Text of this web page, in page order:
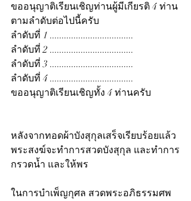
ขออนุญาติเรียนเชิญท่านผู้มีเกียรติ 4 ท่าน
ตามลำดับต่อไปนี้ครับ
ลำดับที่ 1 ...................................
ลำดับที่ 2 ...................................
ลำดับที่ 3 ...................................
ลำดับที่ 4 ...................................
ขออนุญาติเรียนเชิญทั้ง 4 ท่านครับ
หลังจากทอดผ้าบังสุกุลเสร็จเรียบร้อยแล้ว
พระสงฆ์จะทำการสวดบังสุกุล และทำการ
กรวดน้ำ และให้พร
ในการบำเพ็ญกุศล สวดพระอภิธรรมศพ